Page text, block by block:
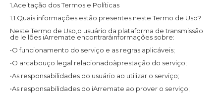
1.Aceitação dos Termos e Políticas
1.1.Quais informações estão presentes neste Termo de Uso?
Neste Termo de Uso,o usuário da plataforma de transmissão
de leilões iArremate encontraráinformações sobre:
•O funcionamento do serviço e as regras aplicáveis;
•O arcabouço legal relacionadoàprestação do serviço;
•As responsabilidades do usuário ao utilizar o serviço;
•As responsabilidades do iArremate ao prover o serviço;